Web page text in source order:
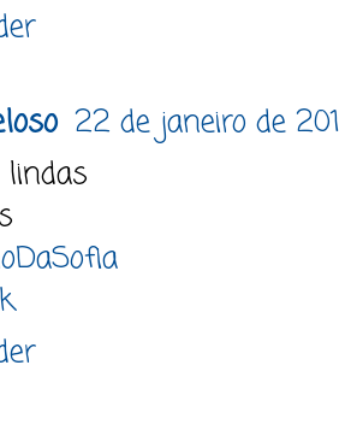
22 de janeiro de